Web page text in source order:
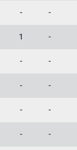
- -
1 -
- -
- -
- -
- -